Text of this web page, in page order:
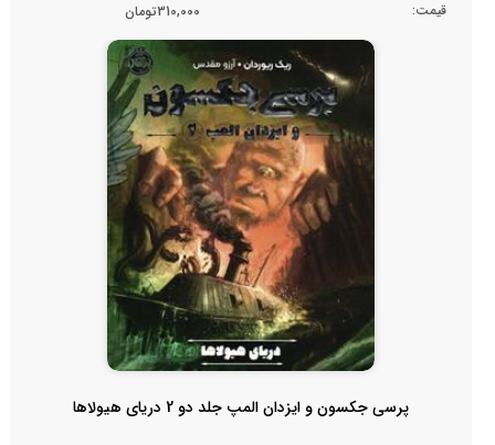
قیمت: 310,000تومان
پرسی جکسون و ایزدان المپ جلد دو 2 دریای هیولاها